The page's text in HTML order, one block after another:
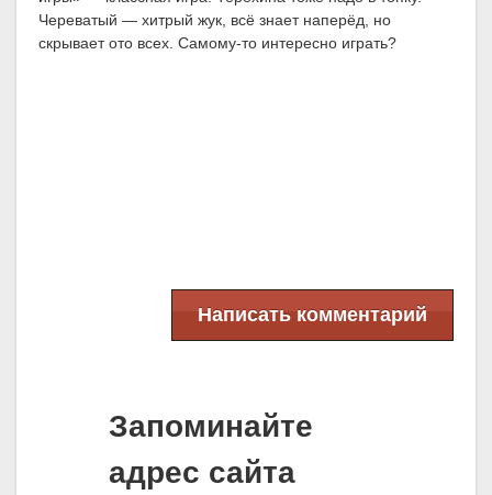
Череватый — хитрый жук, всё знает наперёд, но
скрывает ото всех. Самому-то интересно играть?
Написать комментарий
Запоминайте
адрес сайта